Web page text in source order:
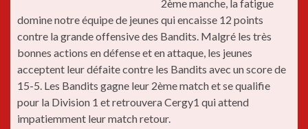
2ème manche, la fatigue
domine notre équipe de jeunes qui encaisse 12 points
contre la grande offensive des Bandits. Malgré les très
bonnes actions en défense et en attaque, les jeunes
acceptent leur défaite contre les Bandits avec un score de
15-5. Les Bandits gagne leur 2ème match et se qualifie
pour la Division 1 et retrouvera Cergy1 qui attend
impatiemment leur match retour.